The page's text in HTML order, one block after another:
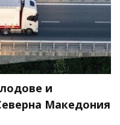
и
Македония